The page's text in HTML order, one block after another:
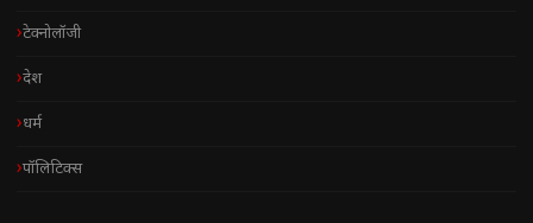
टेक्नोलॉजी
देश
धर्म
पॉलिटिक्स